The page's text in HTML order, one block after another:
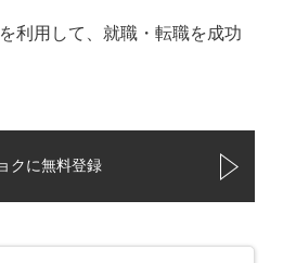
利用して、就職・転職を成功
クに無料登録